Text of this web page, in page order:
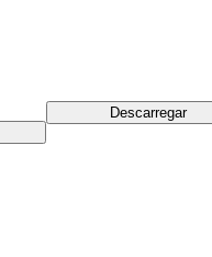
Descarregar